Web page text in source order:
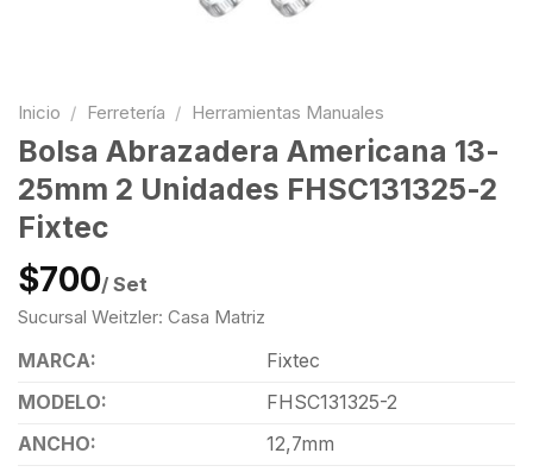
Inicio / Ferretería / Herramientas Manuales
Bolsa Abrazadera Americana 13-
25mm 2 Unidades FHSC131325-2
Fixtec
$700/ Set
Sucursal Weitzler: Casa Matriz
MARCA:
Fixtec
MODELO:
FHSC131325-2
ANCHO:
12,7mm